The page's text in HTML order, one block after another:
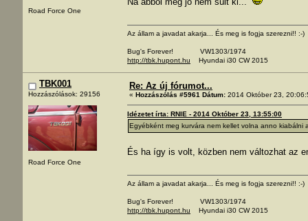
Road Force One
Az állam a javadat akarja... És meg is fogja szerezni!! :-)
Bug's Forever! VW1303/1974
http://tbk.hupont.hu Hyundai i30 CW 2015
TBK001
Hozzászólások: 29156
Road Force One
Re: Az új fórumot...
« Hozzászólás #5961 Dátum: 2014 Október 23,
Idézetet írta: RNIE - 2014 Október 23, 13:55:00
Egyébként meg kurvára nem kellet volna anno
És ha így is volt, közben nem változhat az
Az állam a javadat akarja... És meg is fogja szerezni!! :-)
Bug's Forever! VW1303/1974
http://tbk.hupont.hu Hyundai i30 CW 2015